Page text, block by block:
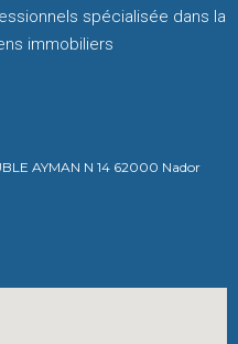
spécialisée dans la
immobiliers
AYMAN N 14 62000 Nador